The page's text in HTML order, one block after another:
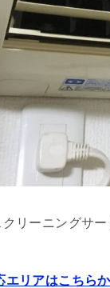
リーニングサー
エリアはこちら